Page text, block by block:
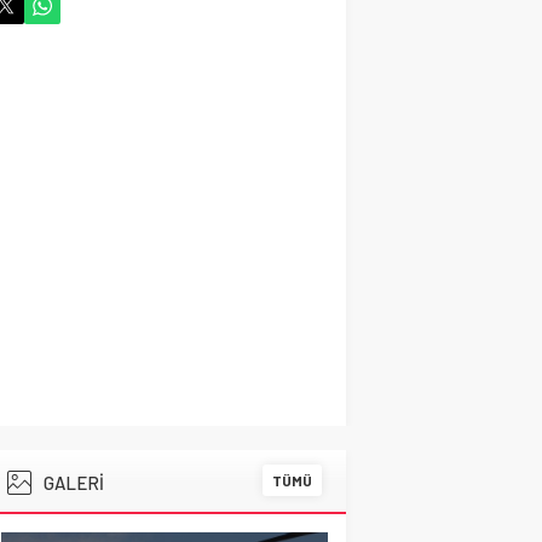
GALERİ TÜMÜ